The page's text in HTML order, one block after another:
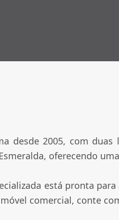
desde 2005, com
oferecendo
está pronta
comercial, conte